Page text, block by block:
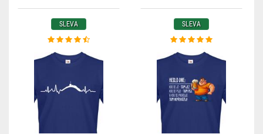
SLEVA SLEVA